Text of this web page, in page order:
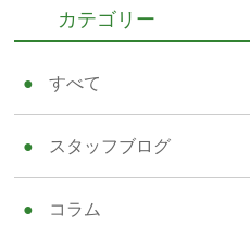
カテゴリー
すべて
スタッフブログ
コラム